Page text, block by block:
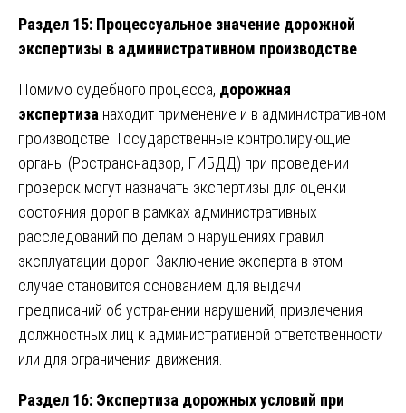
Раздел 15: Процессуальное значение дорожной
экспертизы в административном производстве
Помимо судебного процесса, дорожная
экспертиза находит применение и в административном
производстве. Государственные контролирующие
органы (Ространснадзор, ГИБДД) при проведении
проверок могут назначать экспертизы для оценки
состояния дорог в рамках административных
расследований по делам о нарушениях правил
эксплуатации дорог. Заключение эксперта в этом
случае становится основанием для выдачи
предписаний об устранении нарушений, привлечения
должностных лиц к административной ответственности
или для ограничения движения.
Раздел 16: Экспертиза дорожных условий при